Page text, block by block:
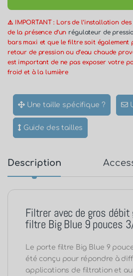
⚠️ IMPORTANT : Lors de l’installation
de la présence d’un régulateur de
bars maxi et que le filtre soit également
retour de pression ou d’eau chaude
est important de ne pas exposer votre
froid et à la lumière
Une taille spécifique ?
Guide des tailles
Description
Filtrer avec de gros débit
filtre Big Blue 9 pouces
Le porte filtre Big Blue 9
été conçu pour répondre à
applications de filtration et